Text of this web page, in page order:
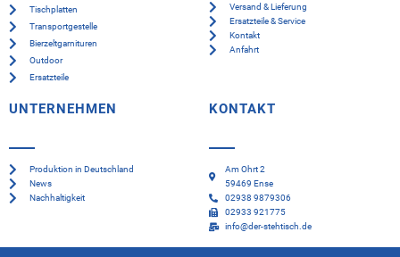
Tischplatten
Transportgestelle
Bierzeltgarnituren
Outdoor
Ersatzteile
Versand & Lieferung
Ersatzteile & Service
Kontakt
Anfahrt
UNTERNEHMEN
Produktion in Deutschland
News
Nachhaltigkeit
KONTAKT
Am Ohrt 2
59469 Ense
02938 9879306
02933 921775
info@der-stehtisch.de